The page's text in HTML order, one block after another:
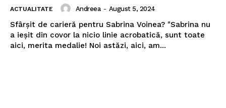
ACTUALITATE Andreea - August 5, 2024
Sfârșit de carieră pentru Sabrina Voinea? "Sabrina nu
a ieșit din covor la nicio linie acrobatică, sunt toate
aici, merita medalie! Noi astăzi, aici, am...